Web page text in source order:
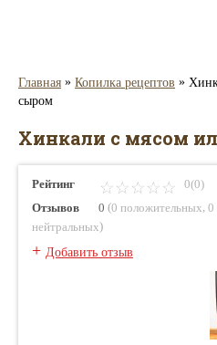
Главная » Копилка рецептов »
сыром
Хинкали с мясом
Рейтинг
0(0)
Отзывов
0 (0 положительных 0
нейтральных)
+ Добавить отзыв